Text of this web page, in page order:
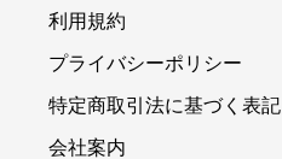
利用規約
プライバシーポリシー
特定商取引法に基づく表記
会社案内